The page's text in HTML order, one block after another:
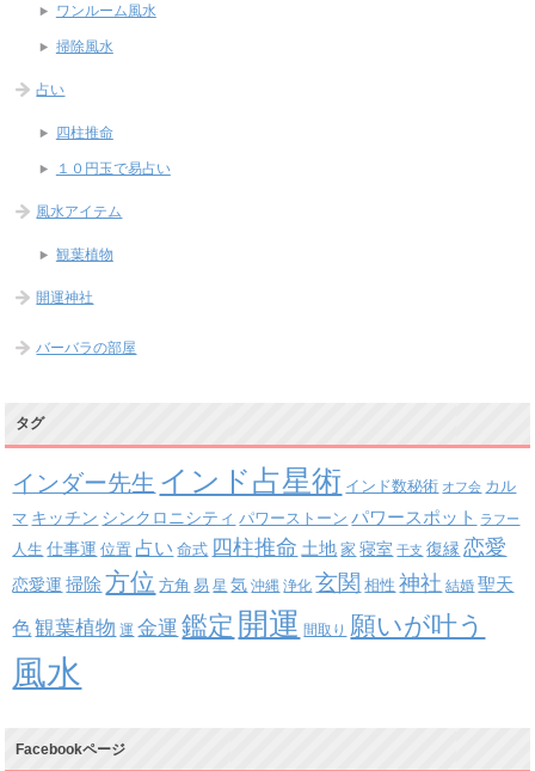
ワンルーム風水
掃除風水
占い
四柱推命
１０円玉で易占い
風水アイテム
観葉植物
開運神社
バーバラの部屋
タグ
インダー先生 インド占星術 インド数秘術 オフ会 カル
マ キッチン シンクロニシティ パワーストーン パワースポット ラフー
人生 仕事運 位置 占い 命式 四柱推命 土地 家 寝室 干支 復縁 恋愛
恋愛運 掃除 方位 方角 易 星 気 沖縄 浄化 玄関 相性 神社 結婚 聖天
色 観葉植物 運 金運 鑑定 開運 間取り 願いが叶う
風水
Facebookページ